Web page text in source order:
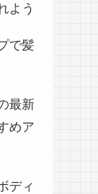
よう
で髪
最新
めア
ディ